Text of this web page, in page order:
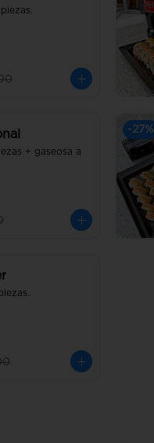
+ gaseosa a
-27%